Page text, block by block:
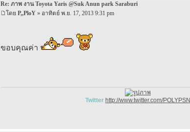
Re: ภาพ งาน Toyota Yaris @Suk Anun park Saraburi
โดย P,,PloY » อาทิตย์ พ.ย. 17, 2013 9:31 pm
ขอบคุณค่า
Twitter http://www.twitter.com/POLYPSN